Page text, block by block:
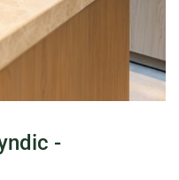
-